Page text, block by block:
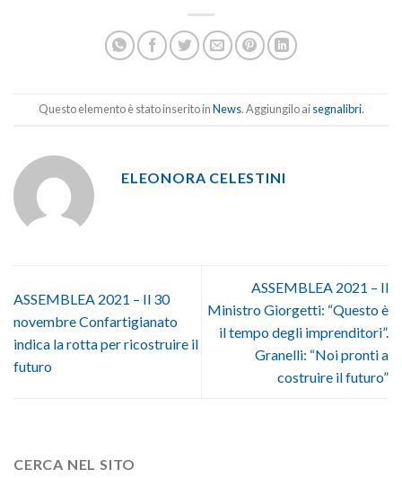
Questo elemento è stato inserito inNews. Aggiungilo aisegnalibri.
ELEONORA CELESTINI
ASSEMBLEA 2021 – Il 30
novembre Confartigianato
indica la rotta per ricostruire il
futuro
ASSEMBLEA 2021 – Il
Ministro Giorgetti: “Questo è
il tempo degli imprenditori”.
Granelli: “Noi pronti a
costruire il futuro”
CERCA NEL SITO